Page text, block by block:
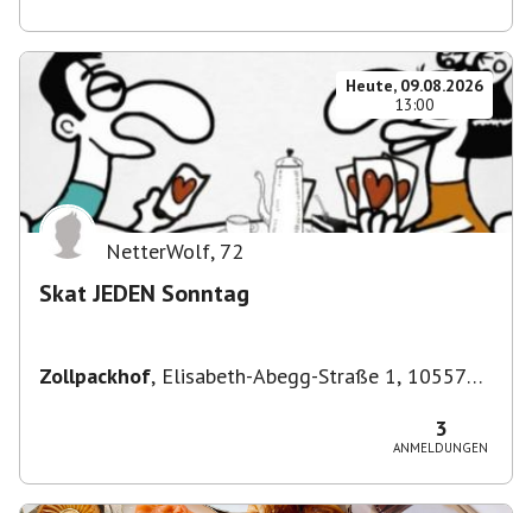
Heute, 09.08.2026
13:00
NetterWolf, 72
Skat JEDEN Sonntag
Zollpackhof, Elisabeth-Abegg-Straße 1, 10557
3
ANMELDUNGEN